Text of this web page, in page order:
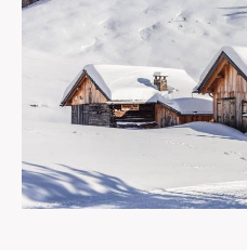
l'adresse
nous rencontrer au
2
Saint-Pierre-dels-